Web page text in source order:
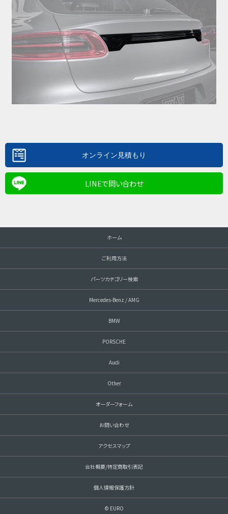
LINEで問い合わせ
ホーム
ご利用方法
パーツカテゴリー検索
Mercedes-Benz / AMG
BMW
PORSCHE
Audi
Other
オーダーフォーム
お問い合わせ
アクセスマップ
会社概要/特定商取引表記
個人情報保護方針
© EURO